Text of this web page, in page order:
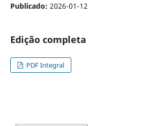
Publicado: 2026-01-12
Edição completa
PDF Integral